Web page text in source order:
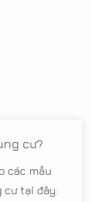
cư?
các mẫu
cư tại đây: